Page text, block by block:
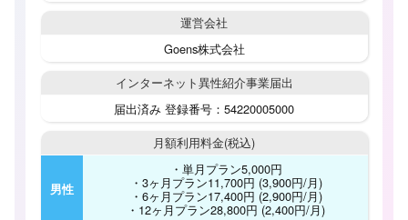
運営会社
Goens株式会社
インターネット異性紹介事業届出
届出済み 登録番号：54220005000
月額利用料金(税込)
男性
・単月プラン5,000円
・3ヶ月プラン11,700円 (3,900円/月)
・6ヶ月プラン17,400円 (2,900円/月)
・12ヶ月プラン28,800円 (2,400円/月)